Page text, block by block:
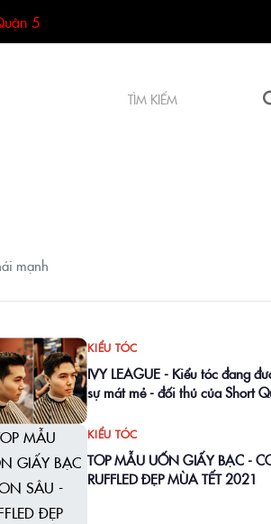
5
mạnh
KIỂU TÓC
IVY LEAGUE - Kiểu tóc đang
sự mát mẻ - đối thủ của Short
KIỂU TÓC
TOP MẪU UỐN GIẤY BẠC -
RUFFLED ĐẸP MÙA TẾT 2021